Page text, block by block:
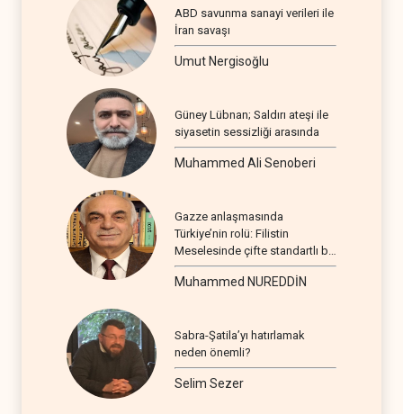
ABD savunma sanayi verileri ile
İran savaşı
Umut Nergisoğlu
Güney Lübnan; Saldırı ateşi ile
siyasetin sessizliği arasında
Muhammed Ali Senoberi
Gazze anlaşmasında
Türkiye’nin rolü: Filistin
Meselesinde çifte standartlı bir
seyir
Muhammed NUREDDİN
Sabra-Şatila’yı hatırlamak
neden önemli?
Selim Sezer